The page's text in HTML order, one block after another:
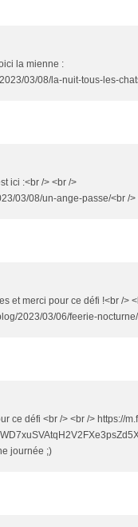
la mienne :
03/08/la-nuit-tous-les-
ici :<br /> <br />
03/08/un-ange-passe/<br /
et merci pour ce défi !<br />
2023/03/06/feerie-
ce défi <br /> <br /> https://
journée ;)